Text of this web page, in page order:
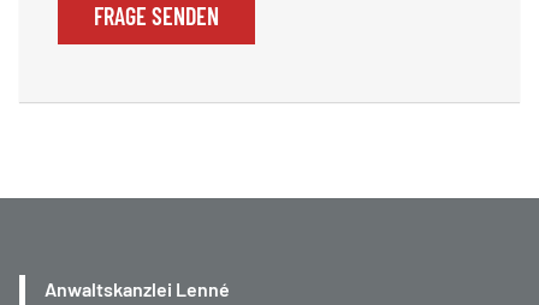
FRAGE SENDEN
Anwaltskanzlei Lenné